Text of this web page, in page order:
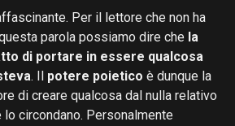
Per il lettore che non ha
parola possiamo dire che la
di portare in essere qualcosa
. Il potere poietico è dunque la
di creare qualcosa dal nulla relativo
circondano. Personalmente